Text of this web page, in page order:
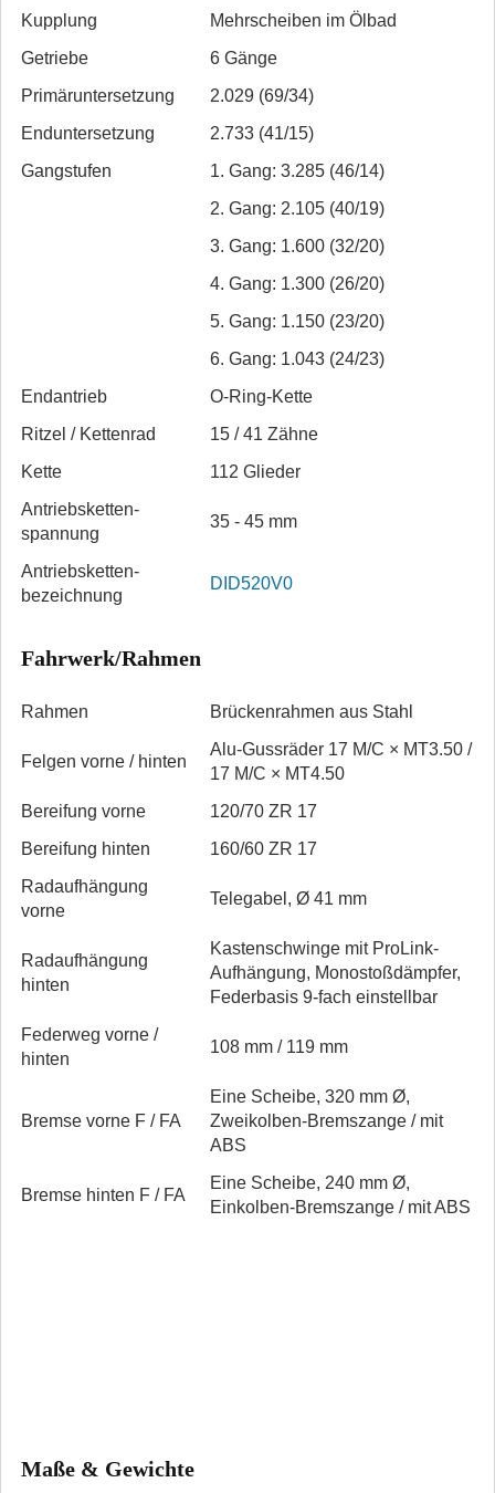
Kupplung
Mehrscheiben im Ölbad
Getriebe
6 Gänge
Primär­untersetzung
2.029 (69/34)
Enduntersetzung
2.733 (41/15)
Gangstufen
1. Gang: 3.285 (46/14)
2. Gang: 2.105 (40/19)
3. Gang: 1.600 (32/20)
4. Gang: 1.300 (26/20)
5. Gang: 1.150 (23/20)
6. Gang: 1.043 (24/23)
Endantrieb
O-Ring-Kette
Ritzel / Kettenrad
15 / 41 Zähne
Kette
112 Glieder
Antriebsketten­
spannung
35 - 45 mm
Antriebsketten­
bezeichnung
DID520V0
Fahrwerk/Rahmen
Rahmen Brückenrahmen aus Stahl
Felgen vorne / hinten
Alu-Gussräder 17 M/C × MT3.50 /
17 M/C × MT4.50
Bereifung vorne
120/70 ZR 17
Bereifung hinten
160/60 ZR 17
Radaufhängung
vorne
Telegabel, Ø 41 mm
Radaufhängung
hinten
Kastenschwinge mit ProLink­-
Aufhängung, Monostoßdämpfer,
Federbasis 9-fach einstellbar
Federweg vorne /
hinten
108 mm / 119 mm
Bremse vorne F / FA
Eine Scheibe, 320 mm Ø,
Zweikolben­-Bremszange / mit
ABS
Bremse hinten F / FA
Eine Scheibe, 240 mm Ø,
Einkolben­-Bremszange / mit ABS
Maße & Gewichte